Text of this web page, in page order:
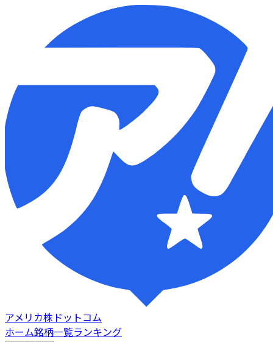
アメリカ株ドットコム
ホーム銘柄一覧ランキング